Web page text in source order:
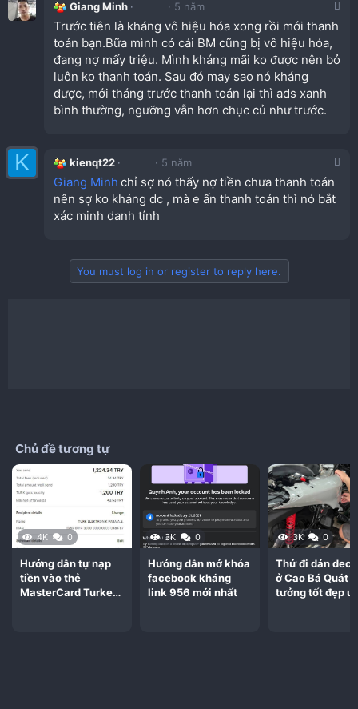
Giang Minh 5 năm
Trước tiên là kháng vô hiệu hóa xong rồi mới thanh
toán bạn.Bữa mình có cái BM cũng bị vô hiệu hóa,
đang nợ mấy triệu. Mình kháng mãi ko được nên bỏ
luôn ko thanh toán. Sau đó may sao nó kháng
được, mới tháng trước thanh toán lại thì ads xanh
bình thường, ngưỡng vẫn hơn chục củ như trước.
K kienqt22 5 năm
Giang Minh chỉ sợ nó thấy nợ tiền chưa thanh toán
nên sợ ko kháng dc , mà e ấn thanh toán thì nó bắt
xác minh danh tính
You must log in or register to reply here.
Chủ đề tương tự
4K 0
Hướng dẫn tự nạp
tiền vào thẻ
MasterCard Turkey
3K 0
Hướng dẫn mở khóa
facebook kháng
link 956 mới nhất
3K 0
Thử đi dán
ở Cao Bá Quát
tưởng tốt đẹp